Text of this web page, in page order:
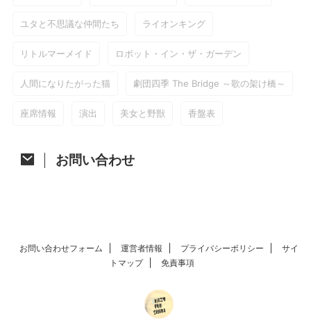
ユタと不思議な仲間たち ライオンキング
リトルマーメイド ロボット・イン・ザ・ガーデン
人間になりたがった猫 劇団四季 The Bridge ～歌の架け橋～
座席情報 演出 美女と野獣 香盤表
お問い合わせ
お問い合わせフォーム 運営者情報 プライバシーポリシー
サイ
トマップ
免責事項